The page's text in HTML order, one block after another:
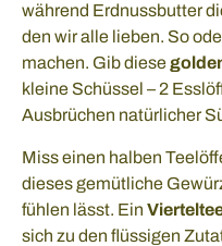
während Erdnussbutter
den wir alle lieben. So
machen. Gib diese
kleine Schüssel – 2
Ausbrüchen natürlicher
Miss einen halben
dieses gemütliche
fühlen lässt. Ein
sich zu den flüssigen